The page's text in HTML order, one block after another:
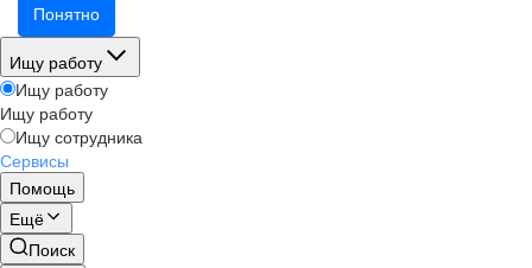
Понятно
Ищу работу
Ищу работу
Ищу работу
Ищу сотрудника
Сервисы
Помощь
Ещё
Поиск